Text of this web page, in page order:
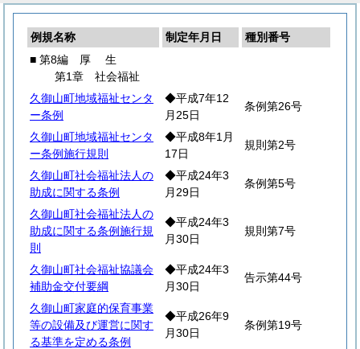
例規名称 制定年月日
種別番号
■ 第8編 厚 生
第1章 社会福祉
久御山町地域福祉センタ
ー条例
◆平成7年12
月25日
条例第26号
久御山町地域福祉センタ
ー条例施行規則
◆平成8年1月
17日
規則第2号
久御山町社会福祉法人の
助成に関する条例
◆平成24年3
月29日
条例第5号
久御山町社会福祉法人の
助成に関する条例施行規
則
◆平成24年3
月30日
規則第7号
久御山町社会福祉協議会
補助金交付要綱
◆平成24年3
月30日
告示第44号
久御山町家庭的保育事業
等の設備及び運営に関す
る基準を定める条例
◆平成26年9
月30日
条例第19号